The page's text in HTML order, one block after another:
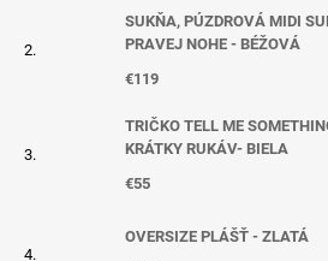
SUKŇA, PÚZDROVÁ MIDI
PRAVEJ NOHE - BÉŽOVÁ
€119
TRIČKO TELL ME
KRÁTKY RUKÁV- BIELA
€55
OVERSIZE PLÁŠŤ - ZLATÁ